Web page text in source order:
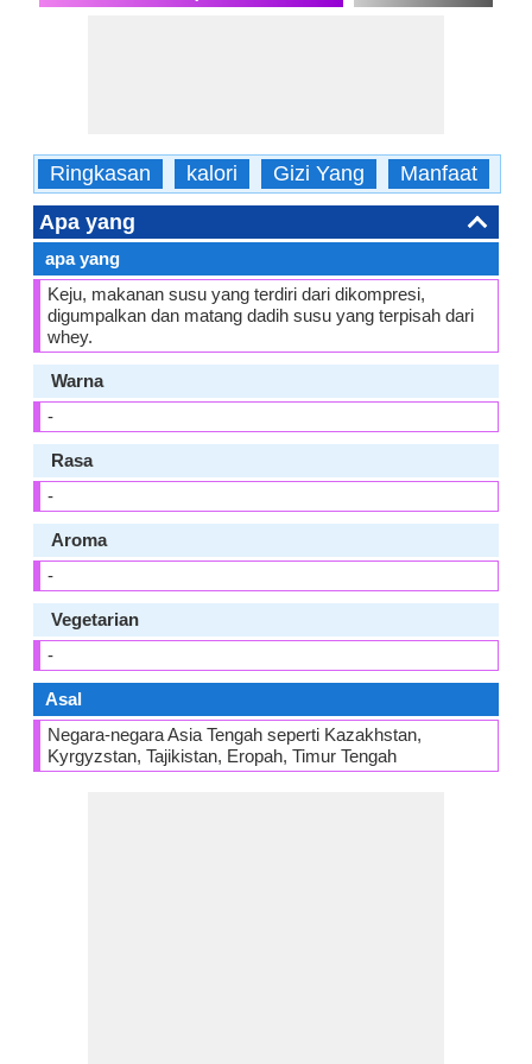
Ringkasan kalori Gizi Yang Manfaat
Apa yang
apa yang
Keju, makanan susu yang terdiri dari dikompresi,
digumpalkan dan matang dadih susu yang terpisah dari
whey.
Warna
-
Rasa
-
Aroma
-
Vegetarian
-
Asal
Negara-negara Asia Tengah seperti Kazakhstan,
Kyrgyzstan, Tajikistan, Eropah, Timur Tengah